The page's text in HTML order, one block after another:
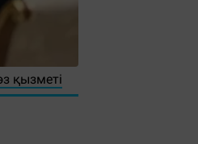
қызметі